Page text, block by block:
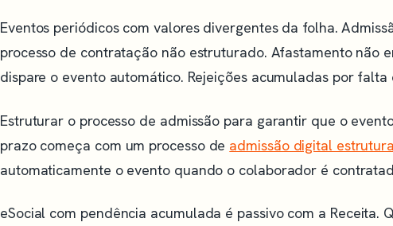
Eventos periódicos com valores divergentes da folha.
processo de contratação não estruturado. Afastamento não
dispare o evento automático. Rejeições acumuladas por
Estruturar o processo de admissão para garantir que o
prazo começa com um processo de admissão digital
automaticamente o evento quando o colaborador é
eSocial com pendência acumulada é passivo com a Receita.